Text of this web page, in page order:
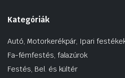
Kategóriák
Autó, Motorkerékpár, Ipari
Fa-fémfestés, falazúrok
Festés, Bel. és kültér